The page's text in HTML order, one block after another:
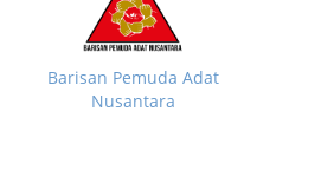
Barisan Pemuda Adat
Nusantara